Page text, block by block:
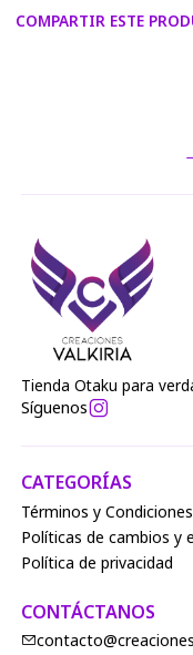
- Todos los diseños
COMPARTIR ESTE
Tienda Otaku para
Síguenos
CATEGORÍAS
Términos y Condiciones
Políticas de cambios y
Política de privacidad
CONTÁCTANOS